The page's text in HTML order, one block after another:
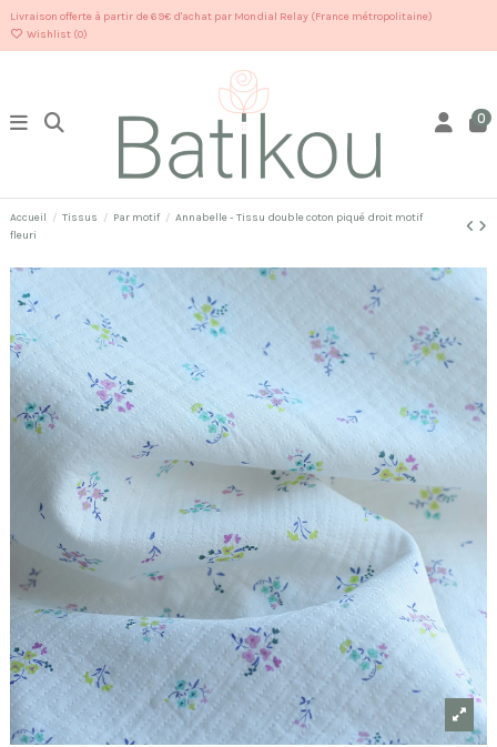
Livraison offerte à partir de 69€ d'achat par Mondial Relay (France métropolitaine)
Wishlist (0)
0
Accueil Tissus Par motif
Annabelle - Tissu double coton piqué droit motif
fleuri